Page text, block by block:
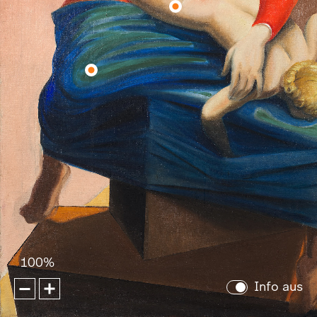
Berühmtes
Vorbild
Zorn
der
Kirche
100%
Zoom
out
Zoom
in
Info aus